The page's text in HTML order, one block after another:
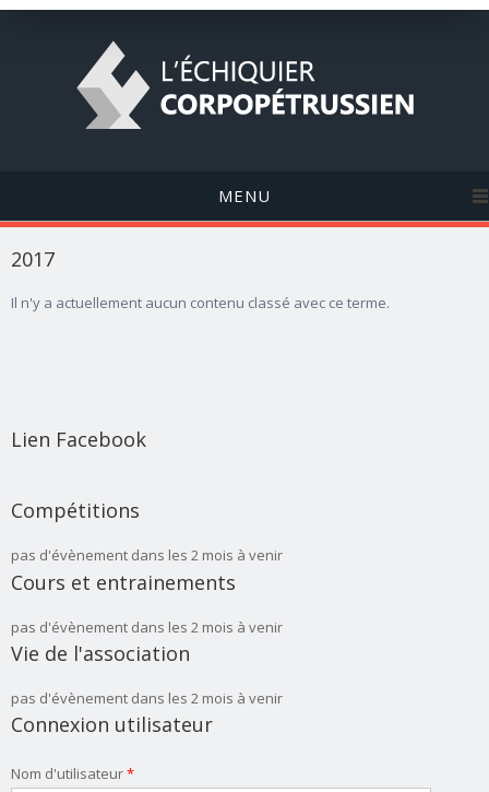
MENU
2017
Il n'y a actuellement aucun contenu classé avec ce terme.
Lien Facebook
Compétitions
pas d'évènement dans les 2 mois à venir
Cours et entrainements
pas d'évènement dans les 2 mois à venir
Vie de l'association
pas d'évènement dans les 2 mois à venir
Connexion utilisateur
Nom d'utilisateur*